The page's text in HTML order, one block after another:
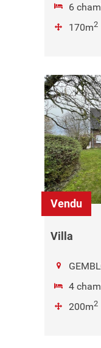
6
170m2
Vendu
Villa
4
200m2